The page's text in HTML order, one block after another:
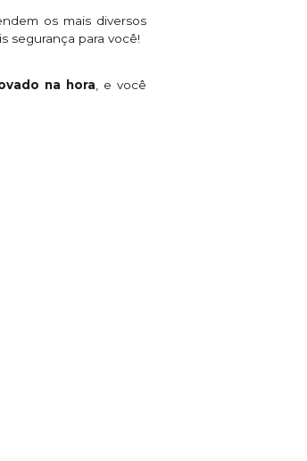
os mais diversos
segurança para você!
na hora, e você